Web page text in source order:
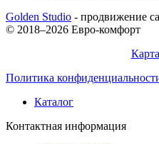
Golden Studio - продвижение
© 2018–2026 Евро-комфорт
Политика
Каталог
Контактная информация